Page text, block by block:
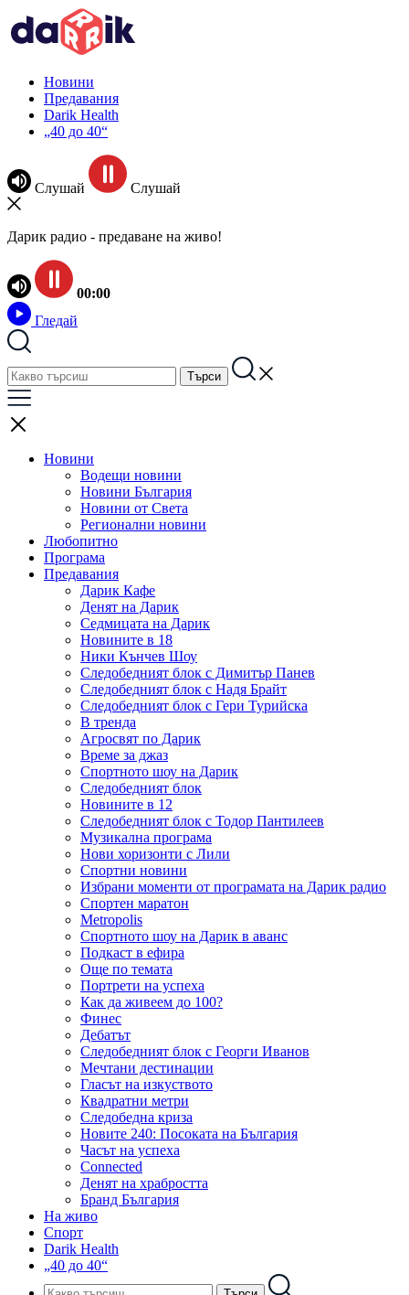
Новини
Предавания
Darik Health
„40 до 40“
Слушай Слушай
Дарик радио - предаване на живо!
00:00
Гледай
Новини
Водещи новини
Новини България
Новини от Света
Регионални новини
Любопитно
Програма
Предавания
Дарик Кафе
Денят на Дарик
Седмицата на Дарик
Новините в 18
Ники Кънчев Шоу
Следобедният блок с Димитър Панев
Следобедният блок с Надя Брайт
Следобедният блок с Гери Турийска
В тренда
Агросвят по Дарик
Време за джаз
Спортното шоу на Дарик
Следобедният блок
Новините в 12
Следобедният блок с Тодор Пантилеев
Музикална програма
Нови хоризонти с Лили
Спортни новини
Избрани моменти от програмата на Дарик радио
Спортен маратон
Metropolis
Спортното шоу на Дарик в аванс
Подкаст в ефира
Още по темата
Портрети на успеха
Как да живеем до 100?
Финес
Дебатът
Следобедният блок с Георги Иванов
Мечтани дестинации
Гласът на изкуството
Квадратни метри
Следобедна криза
Новите 240: Посоката на България
Часът на успеха
Connected
Денят на храбростта
Бранд България
На живо
Спорт
Darik Health
„40 до 40“